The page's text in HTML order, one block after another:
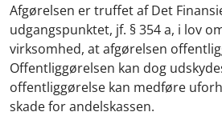
Afgørelsen er truffet af Det
udgangspunktet, jf. § 354 a, i lov
virksomhed, at afgørelsen
Offentliggørelsen kan dog
offentliggørelse kan medføre
skade for andelskassen.